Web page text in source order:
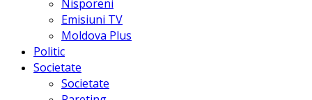
Nisporeni
Emisiuni TV
Moldova Plus
Politic
Societate
Societate